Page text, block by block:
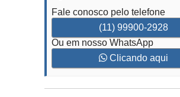
Fale conosco pelo telefone
(11) 99900-2928
Ou em nosso WhatsApp
Clicando aqui